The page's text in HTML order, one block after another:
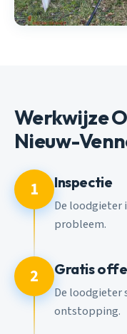
Werkwijze
Nieuw-
1 Inspectie
De
probleem.
2 Gratis
De loodgieter
ontstopping.